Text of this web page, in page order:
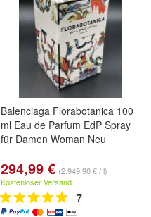
Balenciaga Florabotanica 100
ml Eau de Parfum EdP Spray
für Damen Woman Neu
294,99 € (2.949,90 € / l)
Kostenloser Versand
7